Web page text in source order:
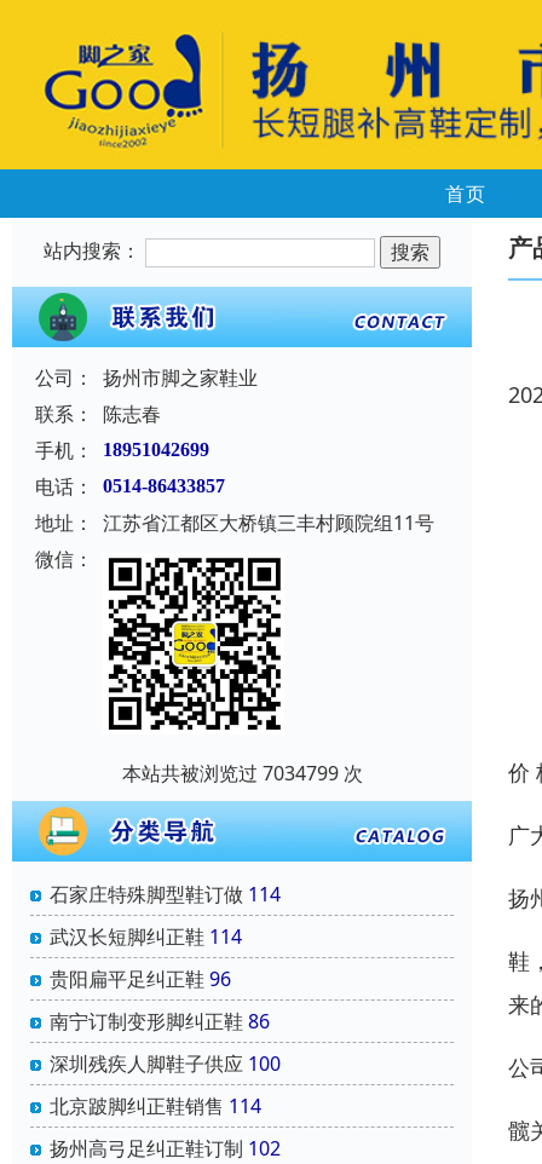
首页
站内搜索：
公司：
扬州市脚之家鞋业
联系：
陈志春
手机：
18951042699
电话： 0514-86433857
地址：
江苏省江都区大桥镇三丰村顾院组11号
微信：
本站共被浏览过 7034799 次
石家庄特殊脚型鞋订做 114
武汉长短脚纠正鞋 114
贵阳扁平足纠正鞋 96
南宁订制变形脚纠正鞋 86
深圳残疾人脚鞋子供应 100
北京跛脚纠正鞋销售 114
扬州高弓足纠正鞋订制 102
产
价
广
扬
鞋
来
公
髋